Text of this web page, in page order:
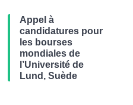
Appel à
candidatures pour
les bourses
mondiales de
l’Université de
Lund, Suède